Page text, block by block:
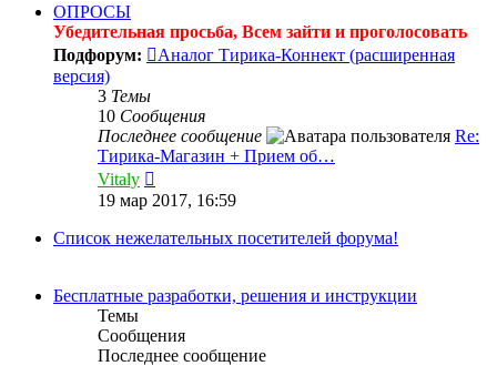
ОПРОСЫ
Убедительная просьба, Всем зайти и проголосовать
Подфорум:
Аналог Тирика-Коннект (расширенная
версия)
3 Темы
10 Сообщения
Последнее сообщение
Re:
Тирика-Магазин + Прием об…
Vitaly
к
последнему
сообщению
19 мар 2017, 16:59
Список нежелательных посетителей форума!
Бесплатные разработки, решения и инструкции
Темы
Сообщения
Последнее сообщение